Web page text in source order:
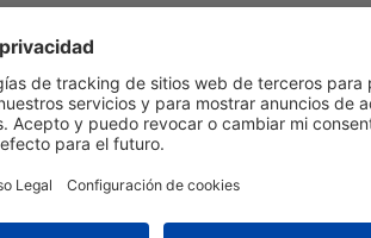
Impresión por transferencia térmica
MHG3/7-PVC-YE
MHG3/7